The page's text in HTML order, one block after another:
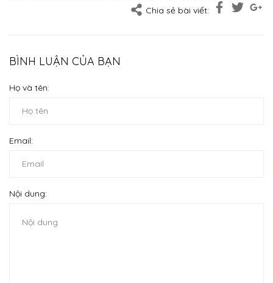
Chia sẻ bài viết:
BÌNH LUẬN CỦA BẠN
Họ và tên:
Email:
Nội dung: